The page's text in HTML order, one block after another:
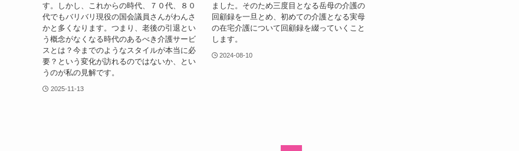
す。しかし、これからの時代、７０代、８０
代でもバリバリ現役の国会議員さんがわんさ
かと多くなります。つまり、老後の引退とい
う概念がなくなる時代のあるべき介護サービ
スとは？今までのようなスタイルが本当に必
要？という変化が訪れるのではないか、とい
うのが私の見解です。
2025-11-13
ました。そのため三度目となる岳母の介護の
回顧録を一旦とめ、初めての介護となる実母
の在宅介護について回顧録を綴っていくこと
します。
2024-08-10